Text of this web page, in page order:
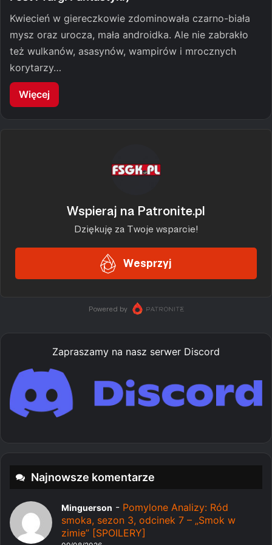
Kwiecień w giereczkowie zdominowała czarno-biała
mysz oraz urocza, mała androidka. Ale nie zabrakło
też wulkanów, asasynów, wampirów i mrocznych
korytarzy…
Więcej
Zapraszamy na nasz serwer Discord
Najnowsze komentarze
Minguerson - Pomylone Analizy: Ród
smoka, sezon 3, odcinek 7 – „Smok w
zimie” [SPOILERY]